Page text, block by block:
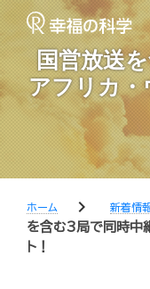
国営放送
アフリカ・
ホーム chevron_right 新着情
を含む3局で同時中
ト！